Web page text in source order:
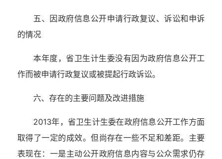
五、因政府信息公开申请行政复议、诉讼和申诉
的情况
本年度，省卫生计生委没有因为政府信息公开工
作而被申请行政复议或被提起行政诉讼。
六、存在的主要问题及改进措施
2013年，省卫生计生委在政府信息公开工作方面
取得了一定的成效。但尚存在一些不足和差距。主要
表现在：一是主动公开政府信息内容与公众需求仍存